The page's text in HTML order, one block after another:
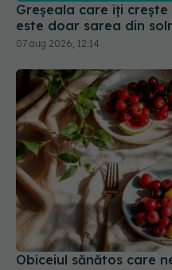
Greșeala care îți
este doar sarea din
07 aug 2026, 12:14
Obiceiul sănătos care